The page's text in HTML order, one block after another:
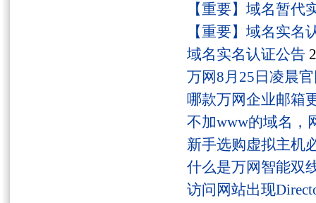
【重要】域名暂代
【重要】域名实名
域名实名认证公告
万网8月25日凌晨
哪款万网企业邮箱
不加www的域名，
新手选购虚拟主机
什么是万网智能双
访问网站出现